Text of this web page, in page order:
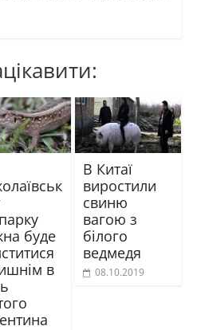
буде
в
В Китаї
виростили
свиню
вагою з
білого
ведмедя
08.10.2019